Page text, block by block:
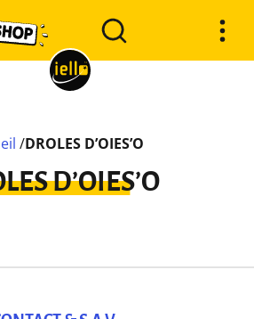
/DROLES D’OIES’O
D’OIES’O